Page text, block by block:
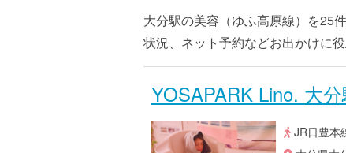
大分駅の美容（ゆふ高原線）を25
状況、ネット予約などお出かけに役
YOSAPARK Lino. 大
JR日豊本